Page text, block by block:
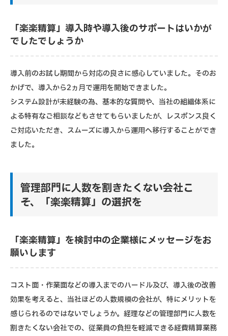
「楽楽精算」導入時や導入後のサポートはいかが
でしたでしょうか
導入前のお試し期間から対応の良さに感心していました。そのお
かげで、導入から2ヵ月で運用を開始できました。
システム設計が未経験の為、基本的な質問や、当社の組織体系に
よる特有なご相談などもさせてもらいましたが、レスポンス良く
ご対応いただき、スムーズに導入から運用へ移行することができ
ました。
管理部門に人数を割きたくない会社こ
そ、「楽楽精算」の選択を
「楽楽精算」を検討中の企業様にメッセージをお
願いします
コスト面・作業面などの導入までのハードル及び、導入後の改善
効果を考えると、当社ほどの人数規模の会社が、特にメリットを
感じられるのではないでしょうか。経理などの管理部門に人数を
割きたくない会社での、従業員の負担を軽減できる経費精算業務